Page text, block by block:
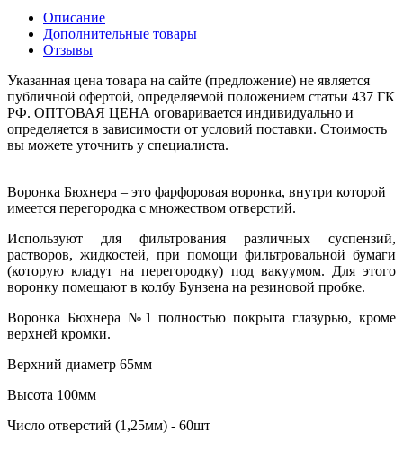
Описание
Дополнительные товары
Отзывы
Указанная цена товара на сайте (предложение) не является
публичной офертой, определяемой положением статьи 437 ГК
РФ. ОПТОВАЯ ЦЕНА оговаривается индивидуально и
определяется в зависимости от условий поставки. Стоимость
вы можете уточнить у специалиста.
Воронка Бюхнера – это фарфоровая воронка, внутри которой
имеется перегородка с множеством отверстий.
Используют для фильтрования различных суспензий,
растворов, жидкостей, при помощи фильтровальной бумаги
(которую кладут на перегородку) под вакуумом. Для этого
воронку помещают в колбу Бунзена на резиновой пробке.
Воронка Бюхнера №1 полностью покрыта глазурью, кроме
верхней кромки.
Верхний диаметр 65мм
Высота 100мм
Число отверстий (1,25мм) - 60шт